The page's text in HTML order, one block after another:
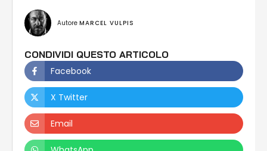
Autore MARCEL VULPIS
CONDIVIDI QUESTO ARTICOLO
Facebook
X Twitter
Email